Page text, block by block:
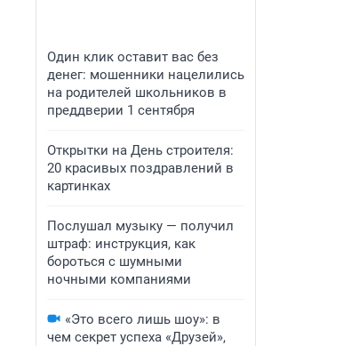
Один клик оставит вас без
денег: мошенники нацелились
на родителей школьников в
преддверии 1 сентября
Открытки на День строителя:
20 красивых поздравлений в
картинках
Послушал музыку — получил
штраф: инструкция, как
бороться с шумными
ночными компаниями
«Это всего лишь шоу»: в
чем секрет успеха «Друзей»,